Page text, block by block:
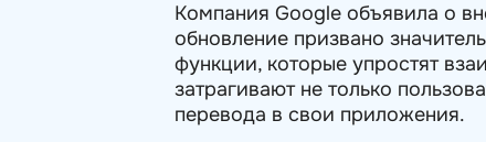
Компания Google объявила о
обновление призвано
функции, которые упростят
затрагивают не только
перевода в свои приложения.